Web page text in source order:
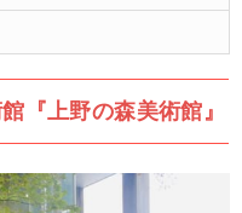
『上野の森美術館』